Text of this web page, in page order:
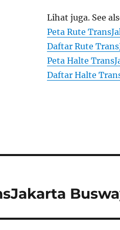
Lihat juga. See
Peta Rute
Daftar Rute
Peta Halte
Daftar Halte